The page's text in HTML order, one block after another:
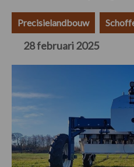
Precisielandbouw
28 februari 2025